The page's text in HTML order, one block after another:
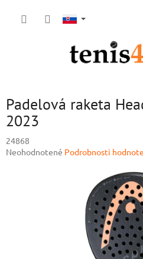
Padelová raketa
2023
24868
Priemerné
Neohodnotené Podrobnosti